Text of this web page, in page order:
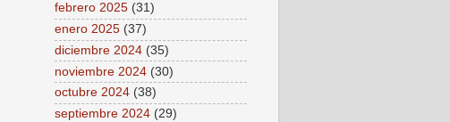
febrero 2025 (31)
enero 2025 (37)
diciembre 2024 (35)
noviembre 2024 (30)
octubre 2024 (38)
septiembre 2024 (29)